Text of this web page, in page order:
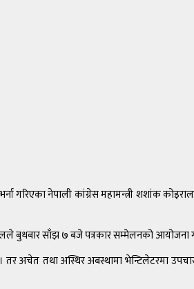
गरिएका नेपाली कांग्रेस महामन्त्री शशांक
साँझ ७ बजे पत्रकार सम्मेलनको आयोजना
अचेत तथा अस्थिर अबस्थामा भेन्टिलेटरमा